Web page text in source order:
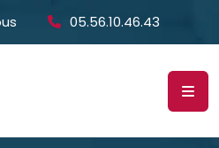
05.56.10.46.43